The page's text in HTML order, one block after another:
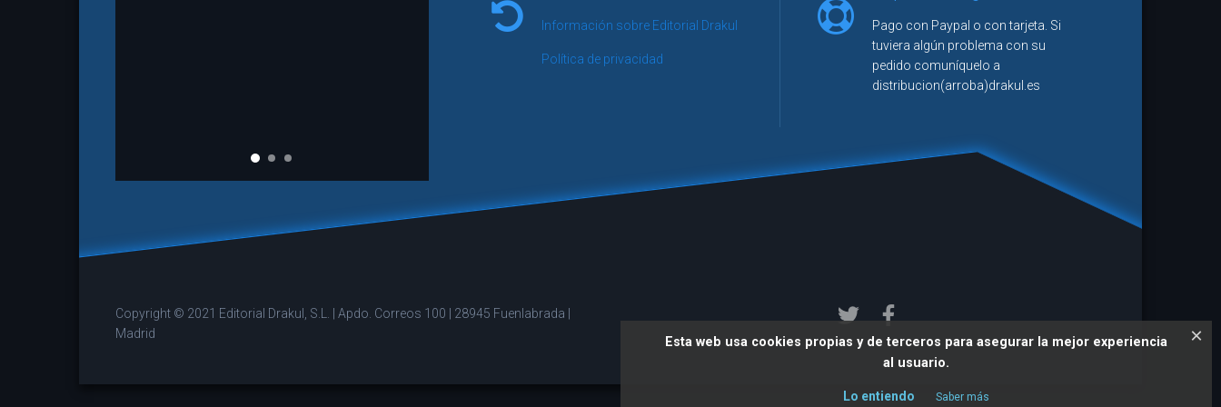
Esta web usa cookies propias y de terceros para asegurar la mejor experiencia
al usuario.
Lo entiendo Saber más
×
lectura,… en definitiva, una obra que te hará
sumergirte en ella como pocas otras. Grant
Leer reseña
Akihabara Station
Información sobre Editorial Drakul
Política de privacidad
Pago con Paypal o con tarjeta. Si
tuviera algún problema con su
pedido comuníquelo a
distribucion(arroba)drakul.es
Copyright © 2021 Editorial Drakul, S.L. | Apdo. Correos 100 | 28945 Fuenlabrada |
Madrid